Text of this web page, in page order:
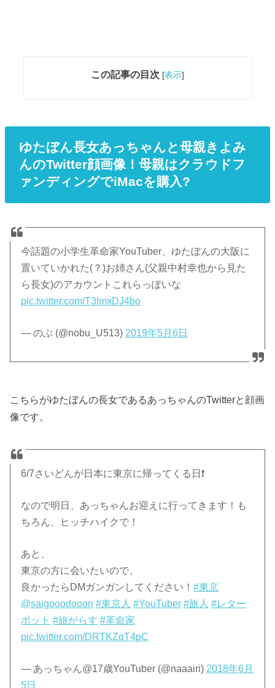
この記事の目次 [表示]
ゆたぼん長女あっちゃんと母親きよみ
んのTwitter顔画像！母親はクラウドフ
ァンディングでiMacを購入?
今話題の小学生革命家YouTuber、ゆたぼんの大阪に
置いていかれた(？)お姉さん(父親中村幸也から見た
ら長女)のアカウントこれらっぽいな
pic.twitter.com/T3ImxDJ4bo
— のぶ (@nobu_U513) 2019年5月6日
こちらがゆたぼんの長女であるあっちゃんのTwitterと顔画
像です。
6/7さいどんが日本に東京に帰ってくる日❗️
なので明日、あっちゃんお迎えに行ってきます！も
ちろん、ヒッチハイクで！
あと、
東京の方に会いたいので、
良かったらDMガンガンしてください！#東京
@saigooodooon #東京人 #YouTuber #旅人 #レター
ポット #旅がらす #革命家
pic.twitter.com/DRTKZqT4pC
— あっちゃん@17歳YouTuber (@naaairi) 2018年6月
5日